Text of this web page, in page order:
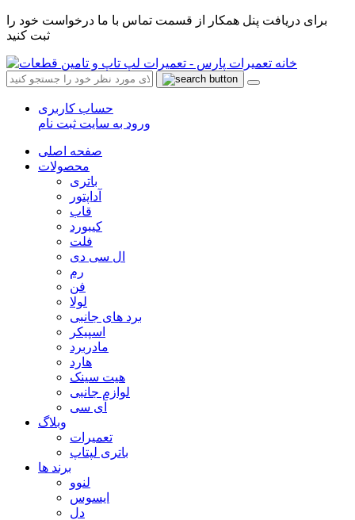
برای دریافت پنل همکار از قسمت تماس با ما درخواست خود را
ثبت کنید
حساب کاربری
ورود به سایت ثبت نام
صفحه اصلی
محصولات
باتری
آداپتور
قاب
کیبورد
فلت
ال سی دی
رم
فن
لولا
برد های جانبی
اسپیکر
مادربرد
هارد
هیت سینک
لوازم جانبی
آی سی
وبلاگ
تعمیرات
باتری لپتاپ
برند ها
لنوو
ایسوس
دل